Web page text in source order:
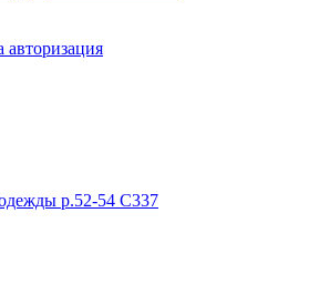
авторизация